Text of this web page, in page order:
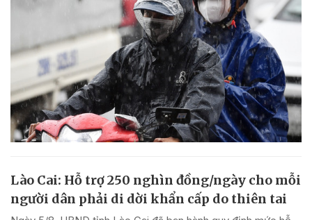
Lào Cai: Hỗ trợ 250 nghìn đồng/ngày cho mỗi
người dân phải di dời khẩn cấp do thiên tai